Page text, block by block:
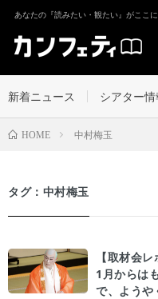
あなたの『読みたい・観たい』がここに
新着ニュース シアター
HOME 中村梅玉
タグ：中村梅玉
【取材会
1月からは
で、ようや